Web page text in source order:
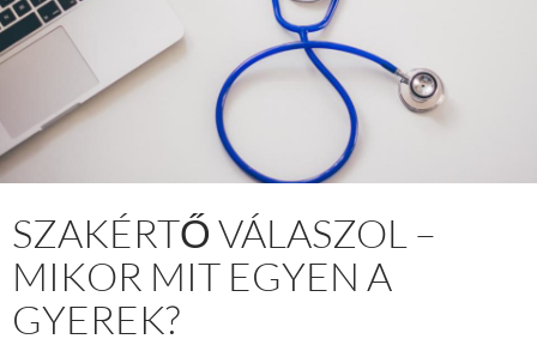
SZAKÉRTŐ VÁLASZOL –
MIKOR MIT EGYEN A
GYEREK?